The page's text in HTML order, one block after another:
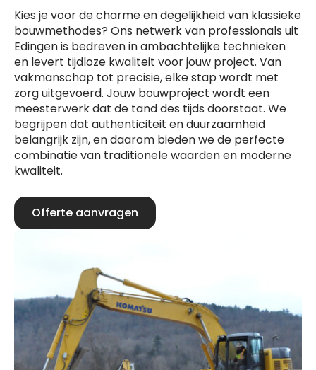
Kies je voor de charme en degelijkheid van klassieke
bouwmethodes? Ons netwerk van professionals uit
Edingen is bedreven in ambachtelijke technieken
en levert tijdloze kwaliteit voor jouw project. Van
vakmanschap tot precisie, elke stap wordt met
zorg uitgevoerd. Jouw bouwproject wordt een
meesterwerk dat de tand des tijds doorstaat. We
begrijpen dat authenticiteit en duurzaamheid
belangrijk zijn, en daarom bieden we de perfecte
combinatie van traditionele waarden en moderne
kwaliteit.
Offerte aanvragen